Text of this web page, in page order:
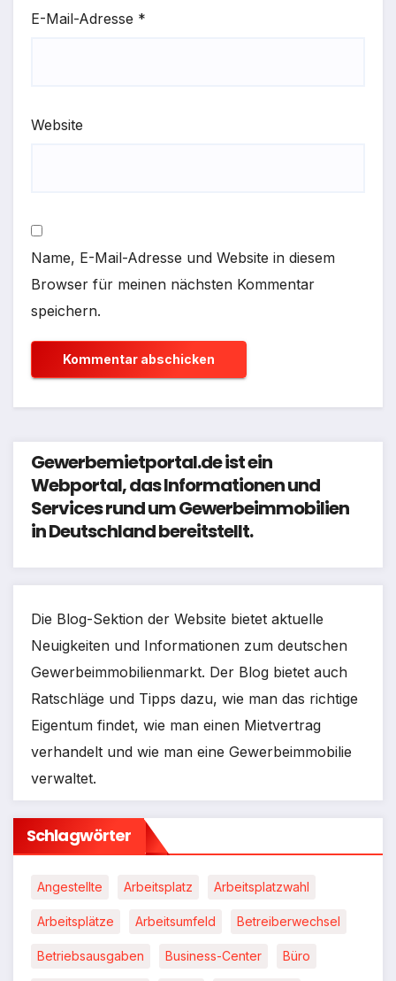
E-Mail-Adresse *
Website
Name, E-Mail-Adresse und Website in diesem
Browser für meinen nächsten Kommentar
speichern.
Gewerbemietportal.de ist ein
Webportal, das Informationen und
Services rund um Gewerbeimmobilien
in Deutschland bereitstellt.
Die Blog-Sektion der Website bietet aktuelle
Neuigkeiten und Informationen zum deutschen
Gewerbeimmobilienmarkt. Der Blog bietet auch
Ratschläge und Tipps dazu, wie man das richtige
Eigentum findet, wie man einen Mietvertrag
verhandelt und wie man eine Gewerbeimmobilie
verwaltet.
Schlagwörter
Angestellte Arbeitsplatz Arbeitsplatzwahl
Arbeitsplätze Arbeitsumfeld Betreiberwechsel
Betriebsausgaben Business-Center Büro